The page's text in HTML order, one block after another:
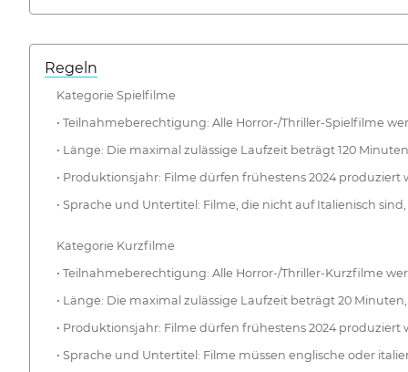
Regeln
Kategorie Spielfilme
• Teilnahmeberechtigung: Alle Horror-/Thriller-Spielfilme
• Länge: Die maximal zulässige Laufzeit beträgt 120
• Produktionsjahr: Filme dürfen frühestens 2024 produziert
• Sprache und Untertitel: Filme, die nicht auf Italienisch
Kategorie Kurzfilme
• Teilnahmeberechtigung: Alle Horror-/Thriller-Kurzfilme
• Länge: Die maximal zulässige Laufzeit beträgt 20
• Produktionsjahr: Filme dürfen frühestens 2024 produziert
• Sprache und Untertitel: Filme müssen englische oder